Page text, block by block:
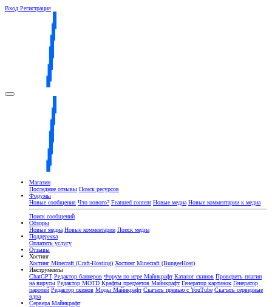
Вход Регистрация
Магазин
Последние отзывы Поиск ресурсов
Форумы
Новые сообщения Что нового? Featured content Новые медиа Новые комментарии к медиа
Поиск сообщений
Обзоры
Новые медиа Новые комментарии Поиск медиа
Поддержка
Оплатить услугу
Отзывы
Хостинг
Хостинг Minecraft (Craft-Hosting) Хостинг Minecraft (BungeeHost)
Инструменты
ChatGPT Редактор баннеров Форум по игре Майнкрафт Каталог скинов Проверить плагин
на вирусы Редактор MOTD Крафты предметов Майнкрафт Генератор картинок Генератор
паролей Редактор скинов Моды Майнкрафт Скачать превью с YouTube Скачать серверные
ядра
Сервера Майнкрафт